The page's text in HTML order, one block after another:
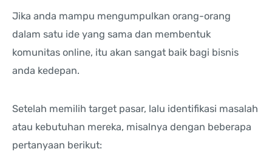
Jika anda mampu mengumpulkan orang-orang
dalam satu ide yang sama dan membentuk
komunitas online, itu akan sangat baik bagi bisnis
anda kedepan.
Setelah memilih target pasar, lalu identifikasi masalah
atau kebutuhan mereka, misalnya dengan beberapa
pertanyaan berikut: